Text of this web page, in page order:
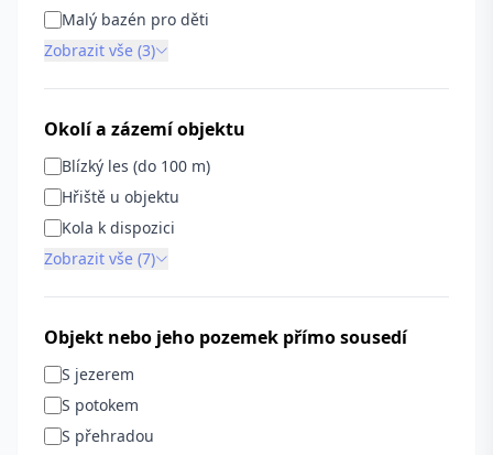
Malý bazén pro děti
Zobrazit vše (3)
Okolí a zázemí objektu
Blízký les (do 100 m)
Hřiště u objektu
Kola k dispozici
Zobrazit vše (7)
Objekt nebo jeho pozemek přímo sousedí
S jezerem
S potokem
S přehradou